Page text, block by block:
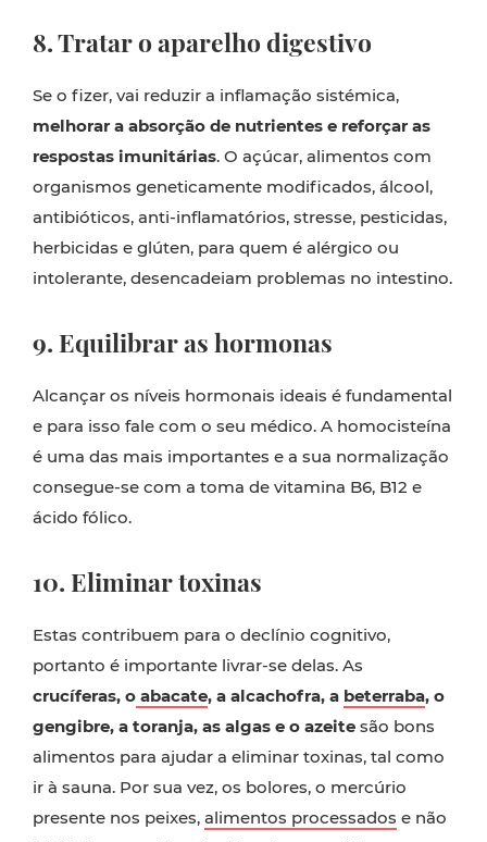
8. Tratar o aparelho digestivo
Se o fizer, vai reduzir a inflamação sistémica,
melhorar a absorção de nutrientes e reforçar as
respostas imunitárias. O açúcar, alimentos com
organismos geneticamente modificados, álcool,
antibióticos, anti-inflamatórios, stresse, pesticidas,
herbicidas e glúten, para quem é alérgico ou
intolerante, desencadeiam problemas no intestino.
9. Equilibrar as hormonas
Alcançar os níveis hormonais ideais é fundamental
e para isso fale com o seu médico. A homocisteína
é uma das mais importantes e a sua normalização
consegue-se com a toma de vitamina B6, B12 e
ácido fólico.
10. Eliminar toxinas
Estas contribuem para o declínio cognitivo,
portanto é importante livrar-se delas. As
crucíferas, o abacate, a alcachofra, a beterraba, o
gengibre, a toranja, as algas e o azeite são bons
alimentos para ajudar a eliminar toxinas, tal como
ir à sauna. Por sua vez, os bolores, o mercúrio
presente nos peixes, alimentos processados e não